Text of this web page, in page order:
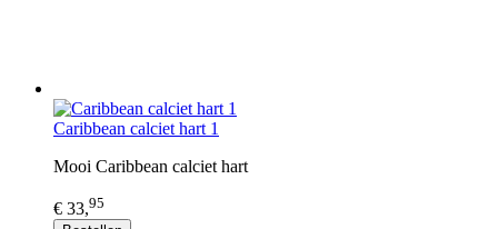
Caribbean calciet hart 1
Mooi Caribbean calciet hart
€ 33,95